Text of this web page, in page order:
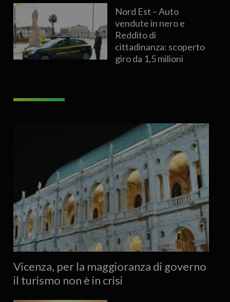
Nord Est – Auto
vendute in nero e
Reddito di
cittadinanza: scoperto
giro da 1,5 milioni
Vicenza, per la maggioranza di governo
il turismo non è in crisi